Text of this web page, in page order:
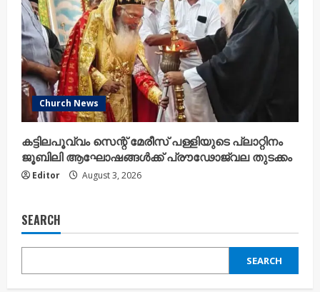
Church News
കട്ടിലപൂവ്വം സെന്റ് മേരീസ് പള്ളിയുടെ പ്ലാറ്റിനം
ജൂബിലി ആഘോഷങ്ങൾക്ക് പ്രൗഢോജ്വല തുടക്കം
Editor August 3, 2026
SEARCH
SEARCH